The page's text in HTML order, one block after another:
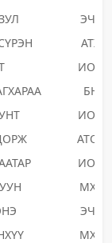
ЭЧХН
АТХН
ИОНН
БНН
ИОНН
АТОЗН
ИОНН
МХТН
ЭЧХН
МХТН